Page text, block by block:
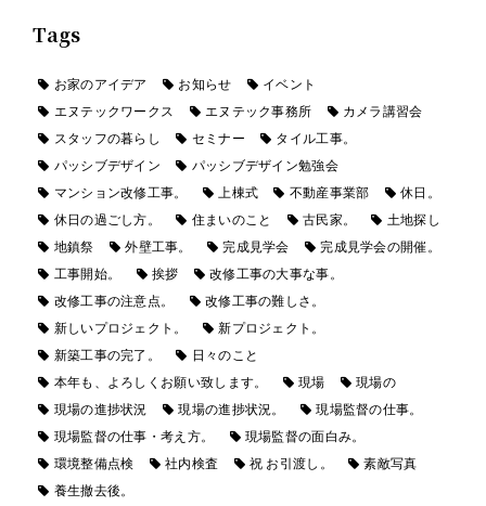
Tags
お家のアイデア お知らせ
イベント
エヌテックワークス
エヌテック事務所
カメラ講習会
スタッフの暮らし
セミナー
タイル工事。
パッシブデザイン
パッシブデザイン勉強会
マンション改修工事。
上棟式 不動産事業部
休日。
休日の過ごし方。
住まいのこと 古民家。
土地探し
地鎮祭
外壁工事。 完成見学会
完成見学会の開催。
工事開始。
挨拶
改修工事の大事な事。
改修工事の注意点。
改修工事の難しさ。
新しいプロジェクト。
新プロジェクト。
新築工事の完了。
日々のこと
本年も、よろしくお願い致します。
現場
現場の
現場の進捗状況
現場の進捗状況。
現場監督の仕事。
現場監督の仕事・考え方。
現場監督の面白み。
環境整備点検
社内検査 祝 お引渡し。
素敵写真
養生撤去後。